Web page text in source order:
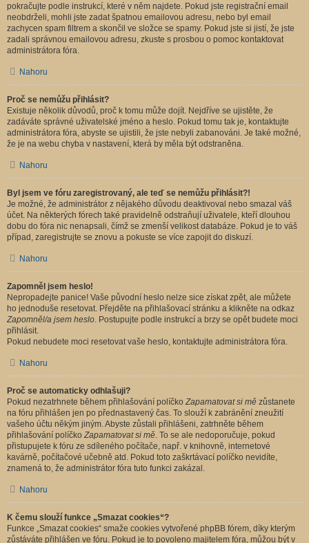
pokračujte podle instrukcí, které v něm najdete. Pokud jste registrační email
neobdrželi, mohli jste zadat špatnou emailovou adresu, nebo byl email
zachycen spam filtrem a skončil ve složce se spamy. Pokud jste si jistí, že jste
zadali správnou emailovou adresu, zkuste s prosbou o pomoc kontaktovat
administrátora fóra.
Nahoru
Proč se nemůžu přihlásit?
Existuje několik důvodů, proč k tomu může dojít. Nejdříve se ujistěte, že
zadáváte správné uživatelské jméno a heslo. Pokud tomu tak je, kontaktujte
administrátora fóra, abyste se ujistili, že jste nebyli zabanováni. Je také možné,
že je na webu chyba v nastavení, která by měla být odstraněna.
Nahoru
Byl jsem ve fóru zaregistrovaný, ale teď se nemůžu přihlásit?!
Je možné, že administrátor z nějakého důvodu deaktivoval nebo smazal váš
účet. Na některých fórech také pravidelně odstraňují uživatele, kteří dlouhou
dobu do fóra nic nenapsali, čímž se zmenší velikost databáze. Pokud je to váš
případ, zaregistrujte se znovu a pokuste se více zapojit do diskuzí.
Nahoru
Zapomněl jsem heslo!
Nepropadejte panice! Vaše původní heslo nelze sice získat zpět, ale můžete
ho jednoduše resetovat. Přejděte na přihlašovací stránku a klikněte na odkaz
Zapomněl/a jsem heslo. Postupujte podle instrukcí a brzy se opět budete moci
přihlásit.
Pokud nebudete moci resetovat vaše heslo, kontaktujte administrátora fóra.
Nahoru
Proč se automaticky odhlašuji?
Pokud nezatrhnete během přihlašování políčko Zapamatovat si mě zůstanete
na fóru přihlášen jen po přednastavený čas. To slouží k zabránění zneužití
vašeho účtu někým jiným. Abyste zůstali přihlášeni, zatrhněte během
přihlašování políčko Zapamatovat si mě. To se ale nedoporučuje, pokud
přistupujete k fóru ze sdíleného počítače, např. v knihovně, internetové
kavárně, počítačové učebně atd. Pokud toto zaškrtávací políčko nevidíte,
znamená to, že administrátor fóra tuto funkci zakázal.
Nahoru
K čemu slouží funkce „Smazat cookies“?
Funkce „Smazat cookies“ smaže cookies vytvořené phpBB fórem, díky kterým
zůstáváte přihlášen ve fóru. Pokud je to povoleno majitelem fóra, můžou být v